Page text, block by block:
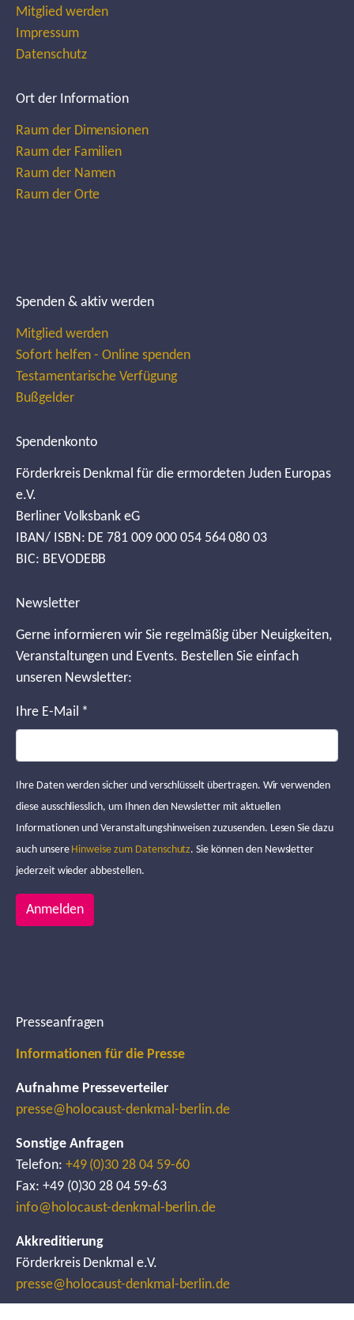
Mitglied werden
Impressum
Datenschutz
Ort der Information
Raum der Dimensionen
Raum der Familien
Raum der Namen
Raum der Orte
Spenden & aktiv werden
Mitglied werden
Sofort helfen - Online spenden
Testamentarische Verfügung
Bußgelder
Spendenkonto
Förderkreis Denkmal für die ermordeten Juden Europas
e.V.
Berliner Volksbank eG
IBAN/ ISBN: DE 781 009 000 054 564 080 03
BIC: BEVODEBB
Newsletter
Gerne informieren wir Sie regelmäßig über Neuigkeiten,
Veranstaltungen und Events. Bestellen Sie einfach
unseren Newsletter:
Ihre E-Mail *
Ihre Daten werden sicher und verschlüsselt übertragen. Wir verwenden
diese ausschliesslich, um Ihnen den Newsletter mit aktuellen
Informationen und Veranstaltungshinweisen zuzusenden. Lesen Sie dazu
auch unsere Hinweise zum Datenschutz. Sie können den Newsletter
jederzeit wieder abbestellen.
Anmelden
Presseanfragen
Informationen für die Presse
Aufnahme Presseverteiler
presse@holocaust-denkmal-berlin.de
Sonstige Anfragen
Telefon: +49 (0)30 28 04 59-60
Fax: +49 (0)30 28 04 59-63
info@holocaust-denkmal-berlin.de
Akkreditierung
Förderkreis Denkmal e.V.
presse@holocaust-denkmal-berlin.de